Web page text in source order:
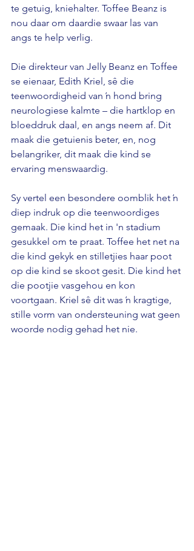
te getuig, kniehalter. Toffee Beanz is
nou daar om daardie swaar las van
angs te help verlig.
Die direkteur van Jelly Beanz en Toffee
se eienaar, Edith Kriel, sê die
teenwoordigheid van ŉ hond bring
neurologiese kalmte – die hartklop en
bloeddruk daal, en angs neem af. Dit
maak die getuienis beter, en, nog
belangriker, dit maak die kind se
ervaring menswaardig.
Sy vertel een besondere oomblik het ŉ
diep indruk op die teenwoordiges
gemaak. Die kind het in 'n stadium
gesukkel om te praat. Toffee het net na
die kind gekyk en stilletjies haar poot
op die kind se skoot gesit. Die kind het
die pootjie vasgehou en kon
voortgaan. Kriel sê dit was ŉ kragtige,
stille vorm van ondersteuning wat geen
woorde nodig gehad het nie.